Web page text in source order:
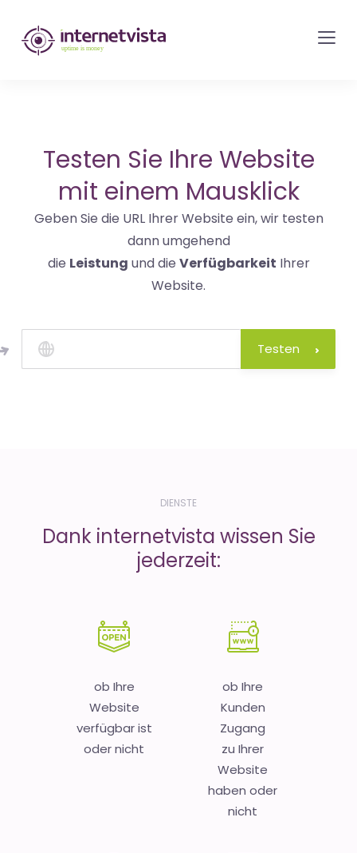
internetvista
Monitoring
Websites
und
Internet-
Diensten
Uptime
Testen Sie Ihre Website
mit einem Mausklick
Geben Sie die URL Ihrer Website ein, wir testen
dann umgehend
die Leistung und die Verfügbarkeit Ihrer
Website.
Testen
DIENSTE
Dank internetvista wissen Sie
jederzeit:
ob Ihre
Website
verfügbar ist
oder nicht
ob Ihre
Kunden
Zugang
zu Ihrer
Website
haben oder
nicht